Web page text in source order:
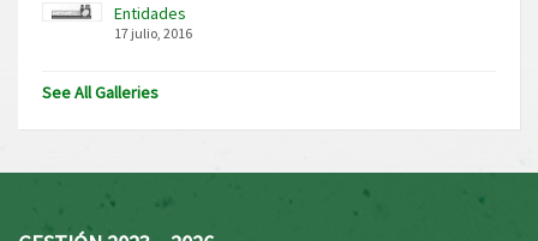
Entidades
17 julio, 2016
See All Galleries